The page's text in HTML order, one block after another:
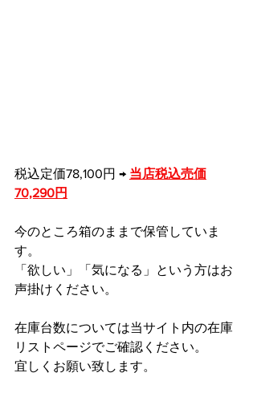
税込定価78,100円 → 当店税込売価
70,290円
今のところ箱のままで保管していま
す。
「欲しい」「気になる」という方はお
声掛けください。
在庫台数については当サイト内の在庫
リストページでご確認ください。
宜しくお願い致します。